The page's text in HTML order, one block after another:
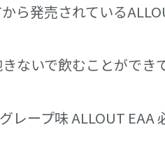
ら発売されている
ないで飲むことができ
レープ味 ALLOUT